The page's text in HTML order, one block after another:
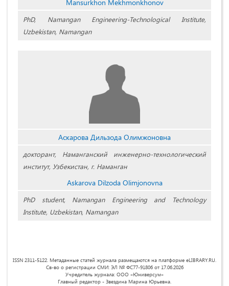
Mansurkhon Mekhmonkhonov
PhD, Namangan Engineering-Technological Institute,
Uzbekistan, Namangan
Аскарова Дильзода Олимжоновна
докторант, Наманганский инженерно-технологический
институт, Узбекистан, г. Наманган
Askarova Dilzoda Olimjonovna
PhD student, Namangan Engineering and Technology
Institute, Uzbekistan, Namangan
ISSN 2311-5122. Метаданные статей журнала размещаются на платформе eLIBRARY.RU.
Св-во о регистрации СМИ: ЭЛ № ФС77-91806 от 17.06.2026
Учредитель журнала: ООО «Юниверсум»
Главный редактор - Звездина Марина Юрьевна.